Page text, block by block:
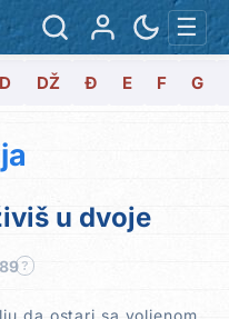
☰
D DŽ Đ E F G
u dvoje
?
da ostari sa voljenom